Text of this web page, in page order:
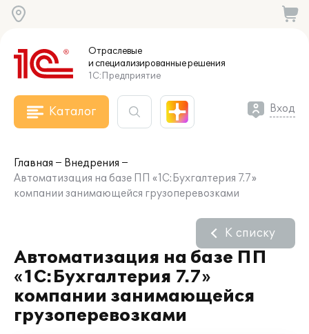
Отраслевые
и специализированныерешения
1С:Предприятие
Каталог Вход
Главная
Внедрения
Автоматизация на базе ПП «1С:Бухгалтерия 7.7»
компании занимающейся грузоперевозками
Автоматизация на базе ПП
«1С:Бухгалтерия 7.7»
компании занимающейся
грузоперевозками
К списку